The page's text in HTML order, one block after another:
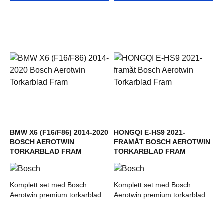
BMW X6 (F16/F86) 2014-2020
BOSCH AEROTWIN
TORKARBLAD FRAM
Komplett set med Bosch
Aerotwin premium torkarblad
HONGQI E-HS9 2021-
FRAMÅT BOSCH AEROTWIN
TORKARBLAD FRAM
Komplett set med Bosch
Aerotwin premium torkarblad